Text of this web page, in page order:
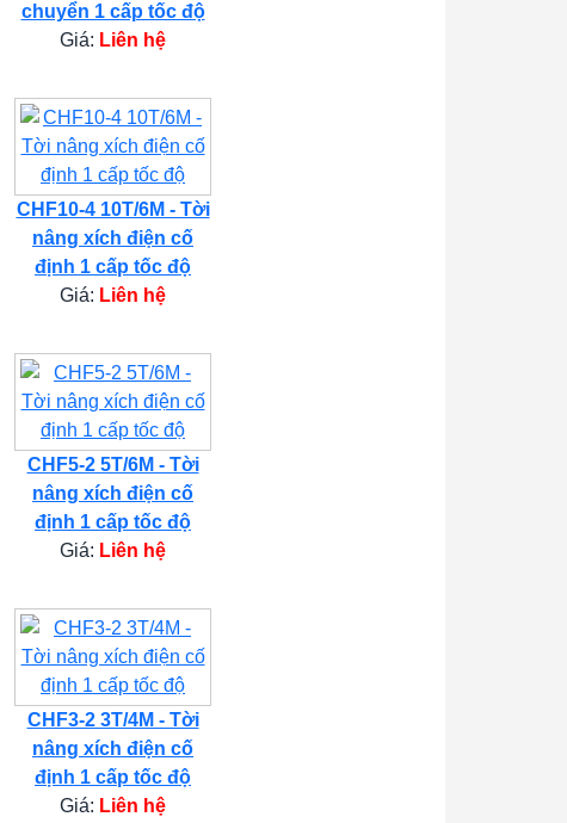
chuyển 1 cấp tốc độ
Giá: Liên hệ
CHF10-4 10T/6M - Tời
nâng xích điện cố
định 1 cấp tốc độ
Giá: Liên hệ
CHF5-2 5T/6M - Tời
nâng xích điện cố
định 1 cấp tốc độ
Giá: Liên hệ
CHF3-2 3T/4M - Tời
nâng xích điện cố
định 1 cấp tốc độ
Giá: Liên hệ